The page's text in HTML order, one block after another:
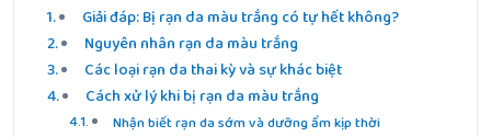
Giải đáp: Bị rạn da màu trắng có tự hết không?
Nguyên nhân rạn da màu trắng
Các loại rạn da thai kỳ và sự khác biệt
Cách xử lý khi bị rạn da màu trắng
Nhận biết rạn da sớm và dưỡng ẩm kịp thời